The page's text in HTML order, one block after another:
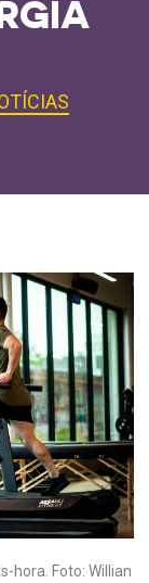
hora. Foto: Willian